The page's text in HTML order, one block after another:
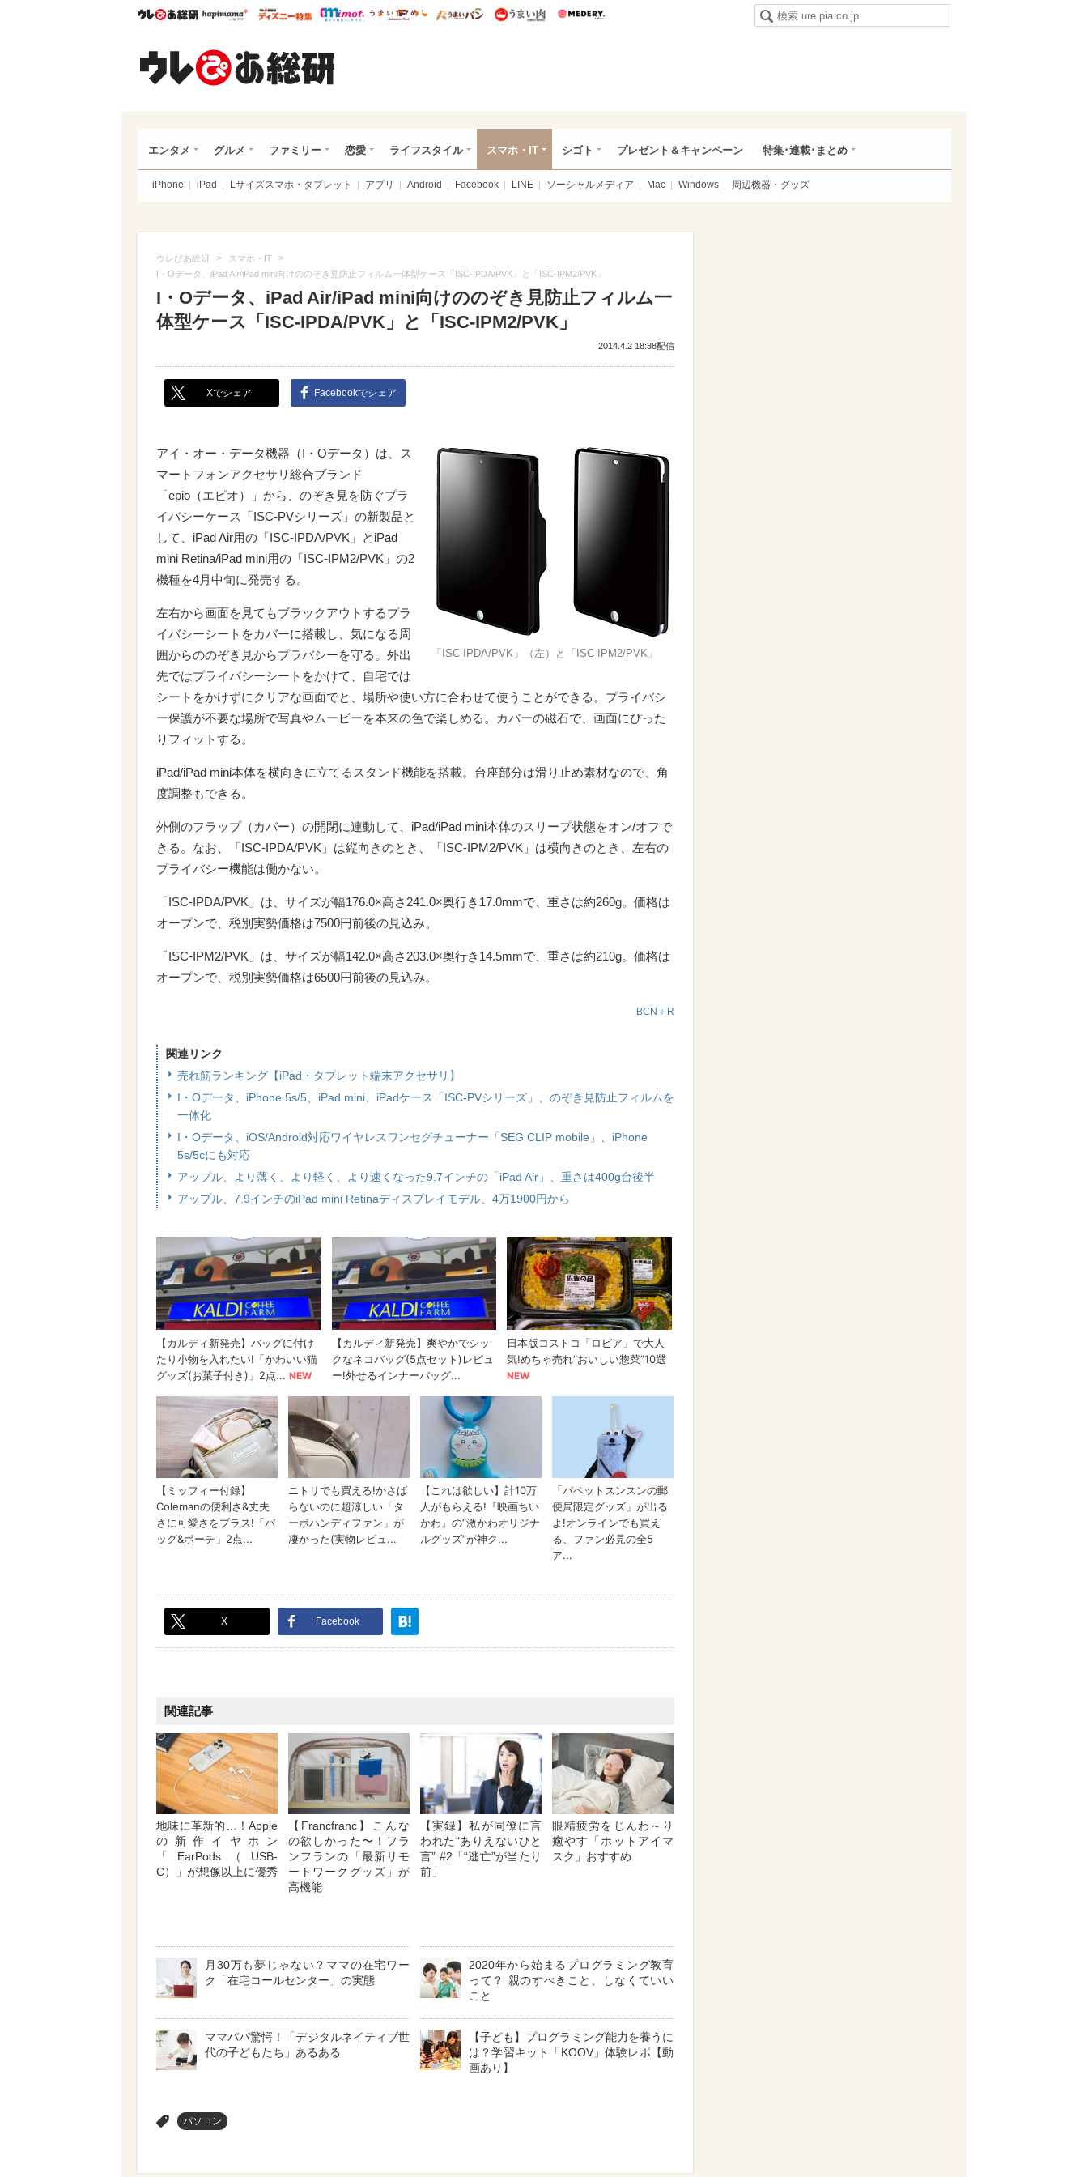
ウレぴあ総研ハピママ* ウレぴあ総研 ディズニー特集
mimot. うまいめし うまいパン うまい肉
エンタメ グルメ ファミリー 恋愛 ライフスタイル スマホ・IT シゴト プレゼント＆キャンペーン 特集･連載･まとめ
iPhone iPad Lサイズスマホ・タブレット アプリ Android Facebook LINE ソーシャルメディア Mac Windows 周辺機器・グッズ
ウレぴあ総研 > スマホ・IT >
I・Oデータ、iPad Air/iPad mini向けののぞき見防止フィルム一体型ケース「ISC-IPDA/PVK」と「ISC-IPM2/PVK」
I・Oデータ、iPad Air/iPad mini向けののぞき見防止フィルム一
体型ケース「ISC-IPDA/PVK」と「ISC-IPM2/PVK」
2014.4.2 18:38配信
Xでシェア Facebookでシェア
「ISC-IPDA/PVK」（左）と「ISC-IPM2/PVK」
アイ・オー・データ機器（I・Oデータ）は、ス
マートフォンアクセサリ総合ブランド
「epio（エピオ）」から、のぞき見を防ぐプラ
イバシーケース「ISC-PVシリーズ」の新製品と
して、iPad Air用の「ISC-IPDA/PVK」とiPad
mini Retina/iPad mini用の「ISC-IPM2/PVK」の2
機種を4月中旬に発売する。
左右から画面を見てもブラックアウトするプラ
イバシーシートをカバーに搭載し、気になる周
囲からののぞき見からプラバシーを守る。外出
先ではプライバシーシートをかけて、自宅では
シートをかけずにクリアな画面でと、場所や使い方に合わせて使うことができる。プライバシ
ー保護が不要な場所で写真やムービーを本来の色で楽しめる。カバーの磁石で、画面にぴった
りフィットする。
iPad/iPad mini本体を横向きに立てるスタンド機能を搭載。台座部分は滑り止め素材なので、角
度調整もできる。
外側のフラップ（カバー）の開閉に連動して、iPad/iPad mini本体のスリープ状態をオン/オフで
きる。なお、「ISC-IPDA/PVK」は縦向きのとき、「ISC-IPM2/PVK」は横向きのとき、左右の
プライバシー機能は働かない。
「ISC-IPDA/PVK」は、サイズが幅176.0×高さ241.0×奥行き17.0mmで、重さは約260g。価格は
オープンで、税別実勢価格は7500円前後の見込み。
「ISC-IPM2/PVK」は、サイズが幅142.0×高さ203.0×奥行き14.5mmで、重さは約210g。価格は
オープンで、税別実勢価格は6500円前後の見込み。
BCN＋R
関連リンク
売れ筋ランキング【iPad・タブレット端末アクセサリ】
I・Oデータ、iPhone 5s/5、iPad mini、iPadケース「ISC-PVシリーズ」、のぞき見防止フィルムを
一体化
I・Oデータ、iOS/Android対応ワイヤレスワンセグチューナー「SEG CLIP mobile」、iPhone
5s/5cにも対応
アップル、より薄く、より軽く、より速くなった9.7インチの「iPad Air」、重さは400g台後半
アップル、7.9インチのiPad mini Retinaディスプレイモデル、4万1900円から
X Facebook
関連記事
地味に革新的…！Apple
の新作イヤホン
「EarPods（USB-
C）」が想像以上に優秀
【Francfranc】こんな
の欲しかった〜！フラ
ンフランの「最新リモ
ートワークグッズ」が
高機能
【実録】私が同僚に言
われた“ありえないひと
言” #2「“逃亡”が当たり
前」
眼精疲労をじんわ～り
癒やす「ホットアイマ
スク」おすすめ
月30万も夢じゃない？ママの在宅ワー
ク「在宅コールセンター」の実態
2020年から始まるプログラミング教育
って？ 親のすべきこと、しなくていい
こと
ママパパ驚愕！「デジタルネイティブ世
代の子どもたち」あるある
【子ども】プログラミング能力を養うに
は？学習キット「KOOV」体験レポ【動
画あり】
パソコン